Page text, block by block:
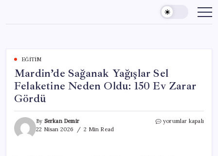
content
EĞITIM
Mardin’de Sağanak Yağışlar Sel
Felaketine Neden Oldu: 150 Ev Zarar
Gördü
By Serkan Demir
22 Nisan 2026
2 Min Read
Mardin’de
yorumlar kapalı